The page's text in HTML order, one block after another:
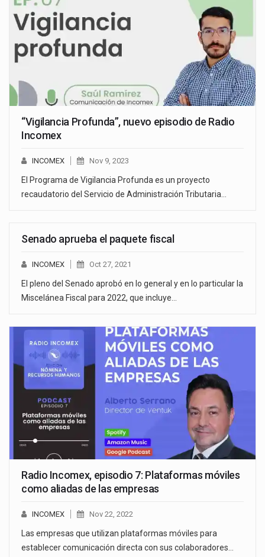
“Vigilancia Profunda”, nuevo episodio de Radio
Incomex
INCOMEX Nov 9, 2023
El Programa de Vigilancia Profunda es un proyecto
recaudatorio del Servicio de Administración Tributaria…
Senado aprueba el paquete fiscal
INCOMEX Oct 27, 2021
El pleno del Senado aprobó en lo general y en lo particular la
Miscelánea Fiscal para 2022, que incluye…
Radio Incomex, episodio 7: Plataformas móviles
como aliadas de las empresas
INCOMEX Nov 22, 2022
Las empresas que utilizan plataformas móviles para
establecer comunicación directa con sus colaboradores…